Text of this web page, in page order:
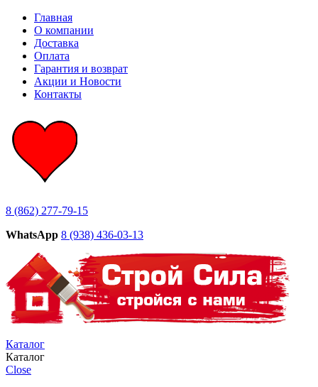
Главная
О компании
Доставка
Оплата
Гарантия и возврат
Акции и Новости
Контакты
8 (862) 277-79-15
WhatsApp 8 (938) 436-03-13
Каталог
Каталог
Close